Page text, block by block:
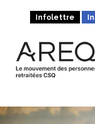
Infolettre